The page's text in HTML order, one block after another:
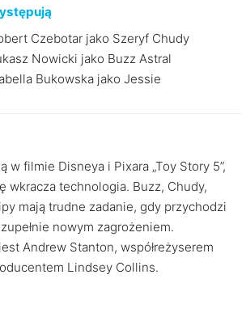
Czebotar jako Szeryf Chudy
Nowicki jako Buzz Astral
Bukowska jako Jessie
w filmie Disneya i Pixara „Toy Story 5”,
wkracza technologia. Buzz, Chudy,
mają trudne zadanie, gdy przychodzi
nowym zagrożeniem.
Andrew Stanton, współreżyserem
Lindsey Collins.